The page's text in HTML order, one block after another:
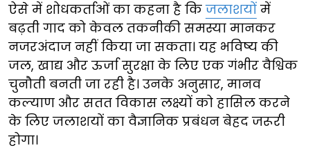
ऐसे में शोधकर्ताओं का कहना है कि जलाशयों में
बढ़ती गाद को केवल तकनीकी समस्या मानकर
नजरअंदाज नहीं किया जा सकता। यह भविष्य की
जल, खाद्य और ऊर्जा सुरक्षा के लिए एक गंभीर वैश्विक
चुनौती बनती जा रही है। उनके अनुसार, मानव
कल्याण और सतत विकास लक्ष्यों को हासिल करने
के लिए जलाशयों का वैज्ञानिक प्रबंधन बेहद जरूरी
होगा।